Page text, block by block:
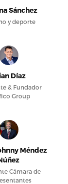
Sánchez
y deporte
Díaz
& Fundador
Group
Méndez
Cámara de